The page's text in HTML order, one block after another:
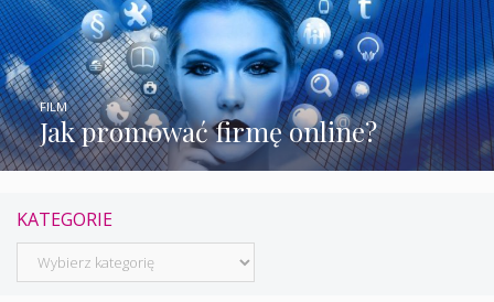
Jak promować firmę online?
FILM
KATEGORIE
Kategorie